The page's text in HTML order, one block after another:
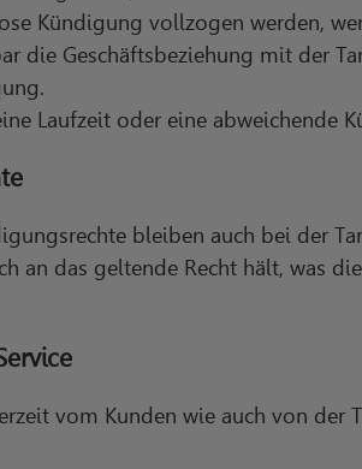
Kündigung vollzogen werden,
die Geschäftsbeziehung mit der
Laufzeit oder eine abweichende
bleiben auch bei der
an das geltende Recht hält, was
vom Kunden wie auch von